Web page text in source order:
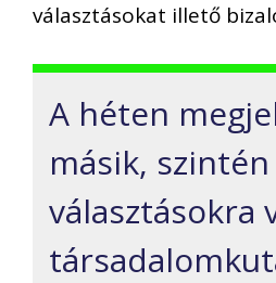
választásokat illető
A héten
másik, szintén
választásokra